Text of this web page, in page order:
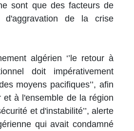
sont que des facteurs de
d'aggravation de la crise
algérien ‘’le retour à
doit impérativement
moyens pacifiques’’, afin
et à l'ensemble de la région
et d'instabilité’’, alerte
qui avait condamné